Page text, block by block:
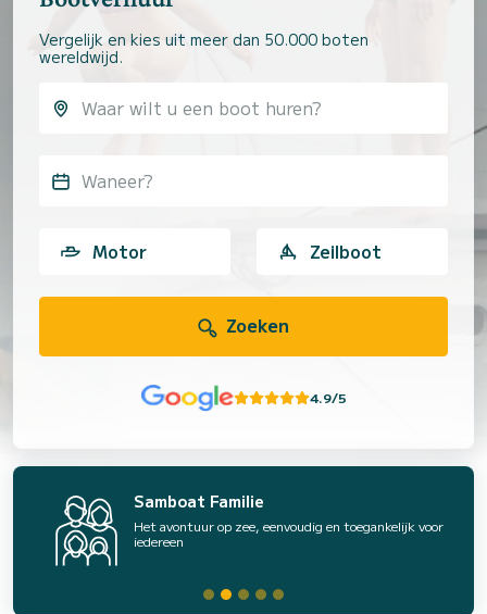
Vergelijk en kies uit meer dan 50.000 boten
wereldwijd.
Waneer?
Motor Zeilboot
Zoeken
4.9/5
Samboat Familie
Het avontuur op zee, eenvoudig en toegankelijk voor
iedereen